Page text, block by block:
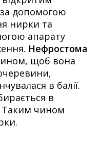
допомогою
нирки та
апарату
Нефростома
щоб вона
в балії.
в
Таким чином